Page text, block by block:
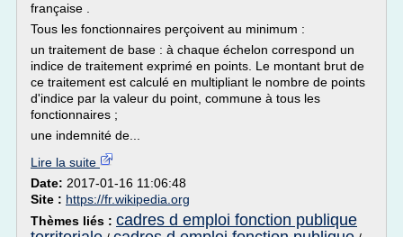
française .
Tous les fonctionnaires perçoivent au minimum :
un traitement de base : à chaque échelon correspond un
indice de traitement exprimé en points. Le montant brut de
ce traitement est calculé en multipliant le nombre de points
d'indice par la valeur du point, commune à tous les
fonctionnaires ;
une indemnité de...
Lire la suite
Date: 2017-01-16 11:06:48
Site : https://fr.wikipedia.org
Thèmes liés : cadres d emploi fonction publique